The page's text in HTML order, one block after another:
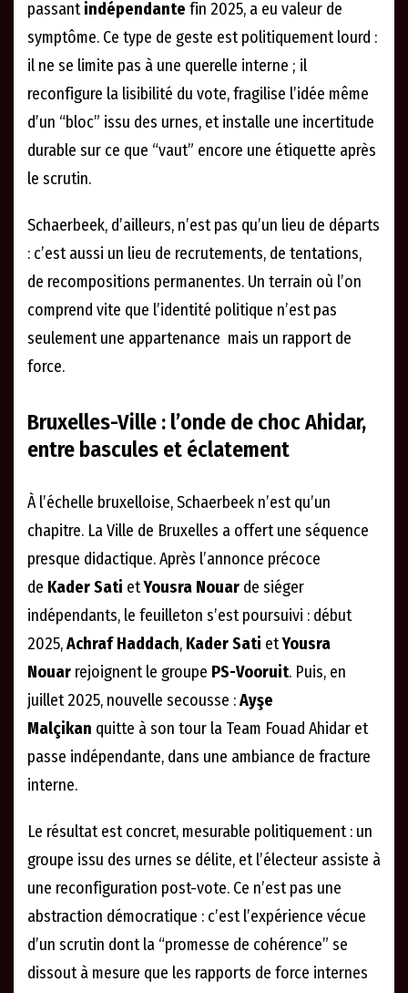
passantindépendante fin 2025, a eu valeur de
symptôme. Ce type de geste est politiquement lourd :
il ne se limite pas à une querelle interne ; il
reconfigure la lisibilité du vote, fragilise l’idée même
d’un “bloc” issu des urnes, et installe une incertitude
durable sur ce que “vaut” encore une étiquette après
le scrutin.
Schaerbeek, d’ailleurs, n’est pas qu’un lieu de départs
: c’est aussi un lieu de recrutements, de tentations,
de recompositions permanentes. Un terrain où l’on
comprend vite que l’identité politique n’est pas
seulement une appartenance mais un rapport de
force.
Bruxelles-Ville : l’onde de choc Ahidar,
entre bascules et éclatement
À l’échelle bruxelloise, Schaerbeek n’est qu’un
chapitre. La Ville de Bruxelles a offert une séquence
presque didactique. Après l’annonce précoce
de Kader Sati etYousra Nouar de siéger
indépendants, le feuilleton s’est poursuivi : début
2025,Achraf Haddach, Kader Sati etYousra
Nouar rejoignent le groupe PS-Vooruit. Puis, en
juillet 2025, nouvelle secousse :Ayşe
Malçikan quitte à son tour la Team Fouad Ahidar et
passe indépendante, dans une ambiance de fracture
interne.
Le résultat est concret, mesurable politiquement : un
groupe issu des urnes se délite, et l’électeur assiste à
une reconfiguration post-vote. Ce n’est pas une
abstraction démocratique : c’est l’expérience vécue
d’un scrutin dont la “promesse de cohérence” se
dissout à mesure que les rapports de force internes